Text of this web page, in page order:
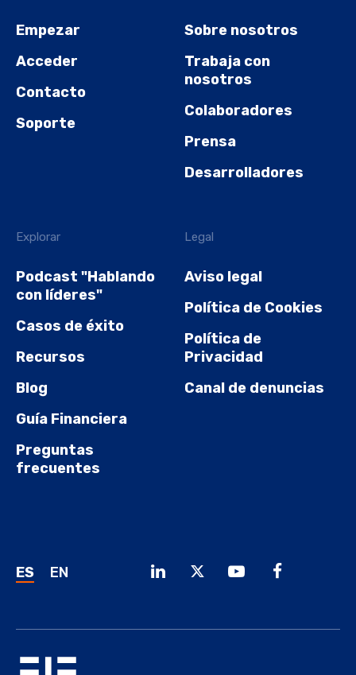
Empezar
Acceder
Contacto
Soporte
Sobre nosotros
Trabaja con
nosotros
Colaboradores
Prensa
Desarrolladores
Explorar
Podcast "Hablando
con líderes"
Casos de éxito
Recursos
Blog
Guía Financiera
Preguntas
frecuentes
Legal
Aviso legal
Política de Cookies
Política de
Privacidad
Canal de denuncias
ES EN